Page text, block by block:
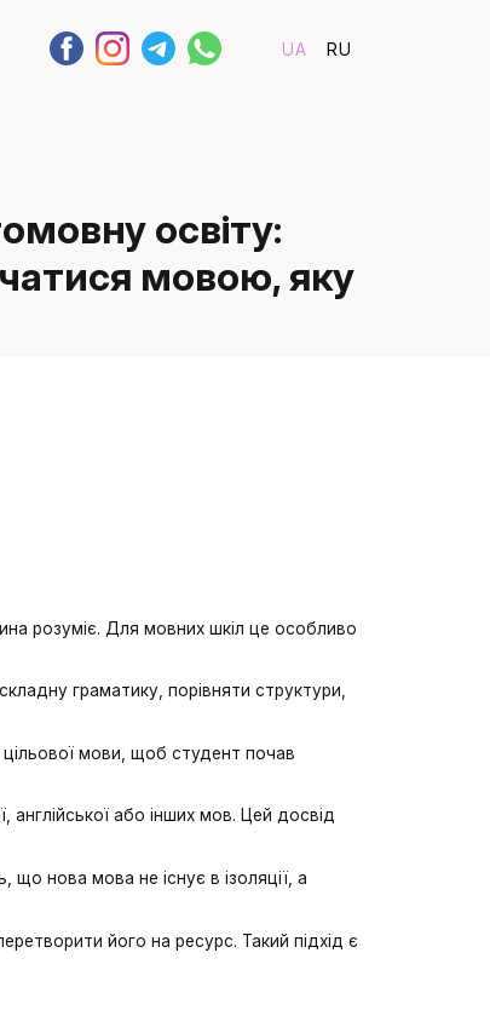
UA RU
освіту:
мовою, яку
розуміє. Для мовних шкіл це особливо
граматику, порівняти структури,
мови, щоб студент почав
англійської або інших мов. Цей досвід
нова мова не існує в ізоляції, а
його на ресурс. Такий підхід є